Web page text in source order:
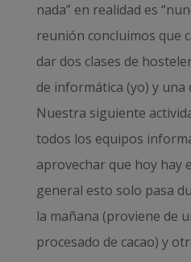
nada” en realidad es
reunión concluimos que
dar dos clases de
de informática (yo) y
Nuestra siguiente
todos los equipos
aprovechar que hoy hay
general esto solo pasa
la mañana (proviene de
procesado de cacao) y